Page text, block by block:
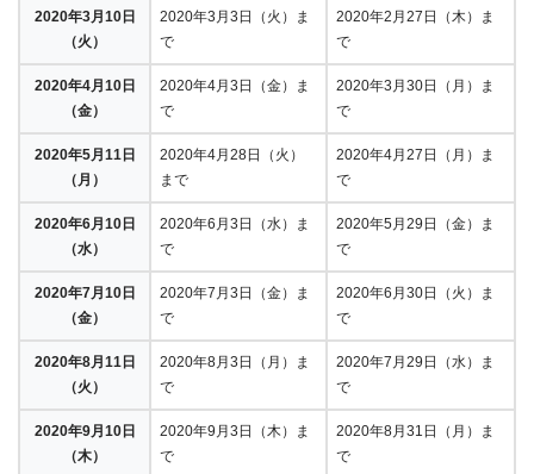
2020年3月10日
（火）
2020年3月3日（火）ま
で
2020年2月27日（木）ま
で
2020年4月10日
（金）
2020年4月3日（金）ま
で
2020年3月30日（月）ま
で
2020年5月11日
（月）
2020年4月28日（火）
まで
2020年4月27日（月）ま
で
2020年6月10日
（水）
2020年6月3日（水）ま
で
2020年5月29日（金）ま
で
2020年7月10日
（金）
2020年7月3日（金）ま
で
2020年6月30日（火）ま
で
2020年8月11日
（火）
2020年8月3日（月）ま
で
2020年7月29日（水）ま
で
2020年9月10日
（木）
2020年9月3日（木）ま
で
2020年8月31日（月）ま
で